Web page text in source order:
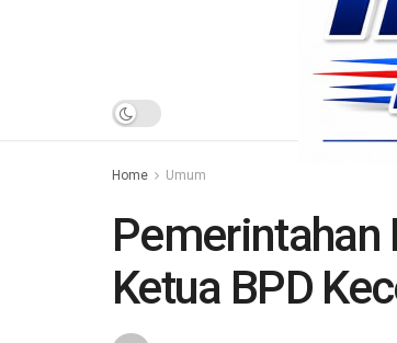
HOME
Home Umum
Pemerintahan
Ketua BPD